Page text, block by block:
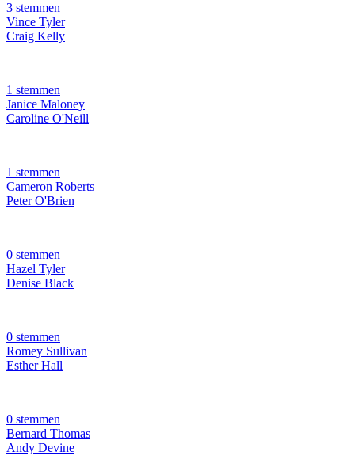
3 stemmen
Vince Tyler
Craig Kelly
1 stemmen
Janice Maloney
Caroline O'Neill
1 stemmen
Cameron Roberts
Peter O'Brien
0 stemmen
Hazel Tyler
Denise Black
0 stemmen
Romey Sullivan
Esther Hall
0 stemmen
Bernard Thomas
Andy Devine